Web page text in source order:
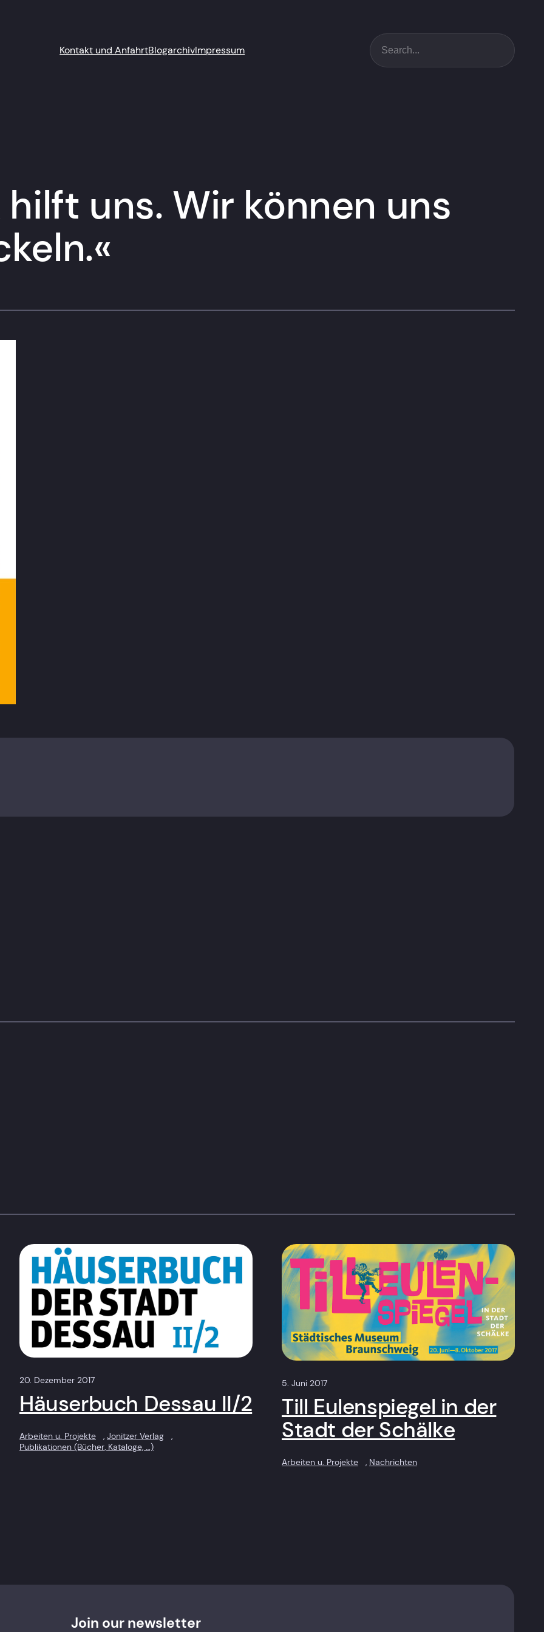
Kontakt und AnfahrtBlogarchivImpressum
Suchen
hilft uns. Wir können uns
20. Dezember 2017
Häuserbuch Dessau II/2
Arbeiten u. Projekte , Jonitzer Verlag
,
Publikationen (Bücher, Kataloge, …)
5. Juni 2017
Till Eulenspiegel in der
Stadt der Schälke
Arbeiten u. Projekte , Nachrichten
Join our newsletter